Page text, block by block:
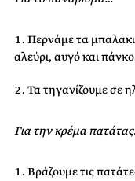
Περνάμε τα
αλεύρι, αυγό και
Τα τηγανίζουμε σε
Για την κρέμα
Βράζουμε τις